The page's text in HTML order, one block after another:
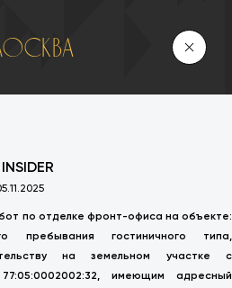
по отделке фронт-офиса на объекте:
пребывания гостиничного типа,
на земельном участке с
имеющим адресный